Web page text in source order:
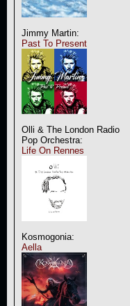
Jimmy Martin:
Past To Present
Olli & The London Radio
Pop Orchestra:
Life On Rennes
Kosmogonia:
Aella